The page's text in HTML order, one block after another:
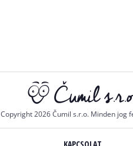
Copyright 2026 Čumil s.r.o. Minden jog